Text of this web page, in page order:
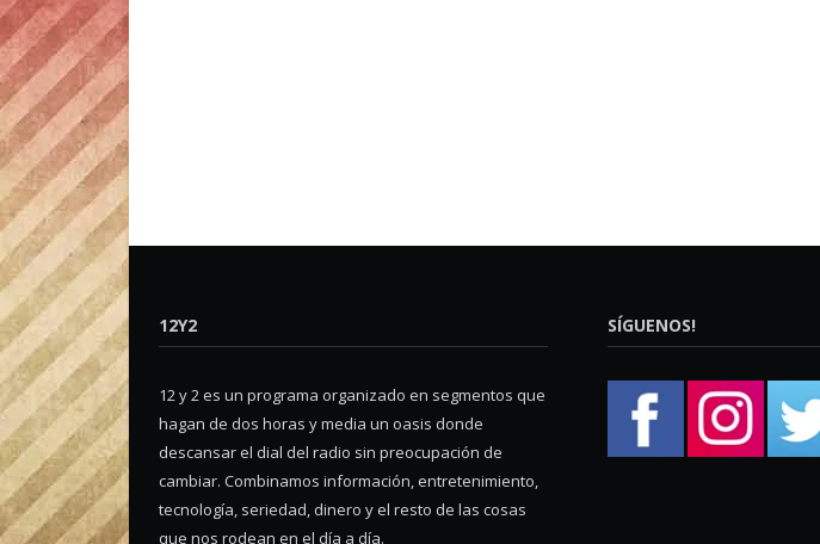
12Y2
12 y 2 es un programa organizado en segmentos que
hagan de dos horas y media un oasis donde
descansar el dial del radio sin preocupación de
cambiar. Combinamos información, entretenimiento,
tecnología, seriedad, dinero y el resto de las cosas
que nos rodean en el día a día.
SÍGUENOS!